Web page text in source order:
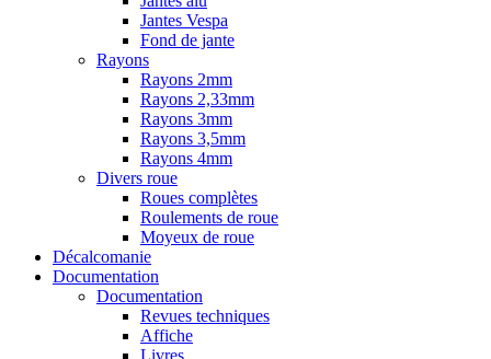
Jantes Vespa
Fond de jante
Rayons
Rayons 2mm
Rayons 2,33mm
Rayons 3mm
Rayons 3,5mm
Rayons 4mm
Divers roue
Roues complètes
Roulements de roue
Moyeux de roue
Décalcomanie
Documentation
Documentation
Revues techniques
Affiche